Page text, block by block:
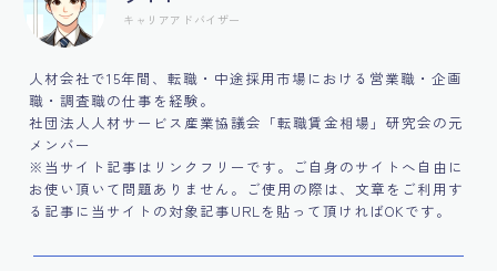
キャリアアドバイザー
人材会社で15年間、転職・中途採用市場における営業職・企画
職・調査職の仕事を経験。
社団法人人材サービス産業協議会「転職賃金相場」研究会の元
メンバー
※当サイト記事はリンクフリーです。ご自身のサイトへ自由に
お使い頂いて問題ありません。ご使用の際は、文章をご利用す
る記事に当サイトの対象記事URLを貼って頂ければOKです。